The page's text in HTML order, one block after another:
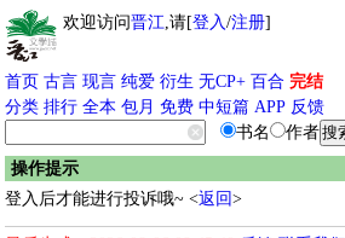
欢迎访问晋江,请[登入/注册]
首页 古言 现言 纯爱 衍生 无CP+ 百合 完结
分类 排行 全本 包月 免费 中短篇 APP 反馈
书名
作者
操作提示
登入后才能进行投诉哦~ <返回>